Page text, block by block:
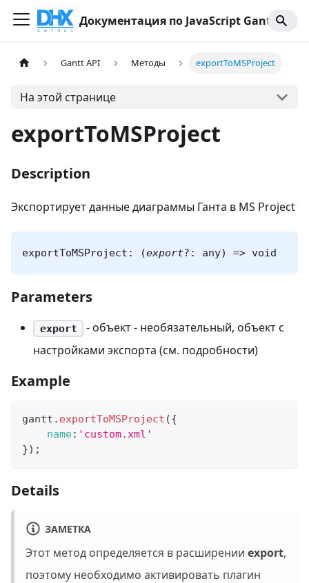
Документация по JavaScript Gantt
Gantt API Методы exportToMSProject
На этой странице
exportToMSProject
Description
Экспортирует данные диаграммы Ганта в MS Project
exportToMSProject: (export?: any) => void
Parameters
export
- объект - необязательный, объект с
настройками экспорта (см. подробности)
Example
gantt . exportToMSProject ({
name: 'custom.xml'
}) ;
Details
ЗАМЕТКА
Этот метод определяется в расширении export,
поэтому необходимо активировать плагин